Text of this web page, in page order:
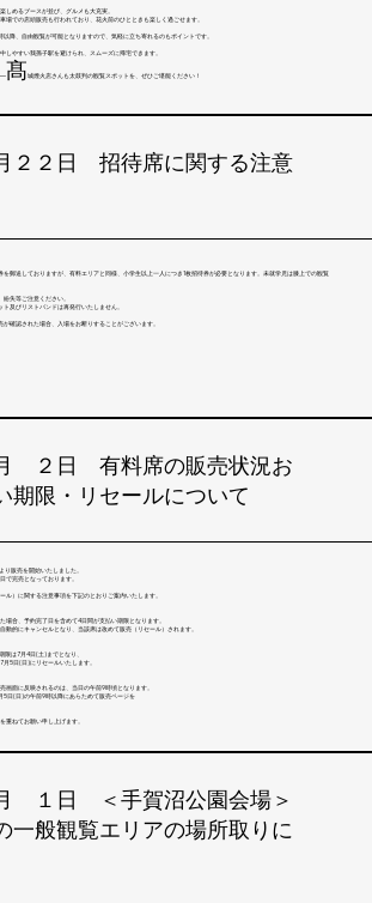
しめるブースが並び、グルメも大充実。
場での店頭販売も行われており、花火前のひとときも楽しく過ごせます。
降、自由観覧が可能となりますので、気軽に立ち寄れるのもポイントです。
しやすい我孫子駅を避けられ、スムーズに帰宅できます。
髙城煙火店さんも太鼓判の観覧スポットを、ぜひご堪能ください！
２２日 招待席に関する注意
郵送しておりますが、有料エリアと同様、小学生以上一人につき1枚招待券が必要となります。未就学児は膝上での観覧
失等ご注意ください。
及びリストバンドは再発行いたしません。
確認された場合、入場をお断りすることがございます。
２日 有料席の販売状況お
期限・リセールについて
り販売を開始いたしました。
で完売となっております。
ル）に関する注意事項を下記のとおりご案内いたします。
場合、予約完了日を含めて4日間が支払い期限となります。
動的にキャンセルとなり、当該席は改めて販売（リセール）されます。
限は7月4日(土)までとなり、
5日(日)にリセールいたします。
画面に反映されるのは、当日の午前9時頃となります。
5日(日)の午前9時以降にあらためて販売ページを
重ねてお願い申し上げます。
１日 ＜手賀沼公園会場＞
一般観覧エリアの場所取りに